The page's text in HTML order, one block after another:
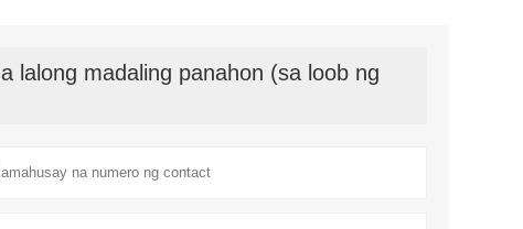
lalong madaling panahon (sa loob ng